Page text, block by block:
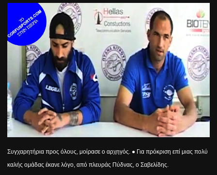
Συγχαρητήρια προς όλους, μοίρασε ο αρχηγός. ● Για πρόκριση επί μιας πολύ
καλής ομάδας έκανε λόγο, από πλευράς Πύδνας, ο Σαβελίδης.